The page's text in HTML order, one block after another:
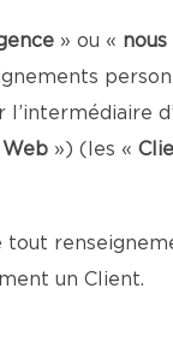
» ou « nous
») (les «
un Client.